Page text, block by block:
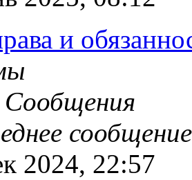
и
Сообщения
сообщение
2024, 22:57